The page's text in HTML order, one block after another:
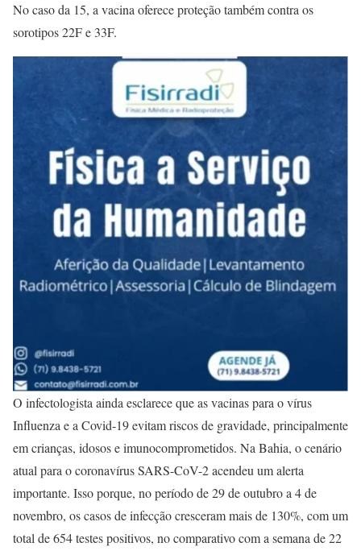
No caso da 15, a vacina oferece proteção também contra os
sorotipos 22F e 33F.
O infectologista ainda esclarece que as vacinas para o vírus
Influenza e a Covid-19 evitam riscos de gravidade, principalmente
em crianças, idosos e imunocomprometidos. Na Bahia, o cenário
atual para o coronavírus SARS-CoV-2 acendeu um alerta
importante. Isso porque, no período de 29 de outubro a 4 de
novembro, os casos de infecção cresceram mais de 130%, com um
total de 654 testes positivos, no comparativo com a semana de 22